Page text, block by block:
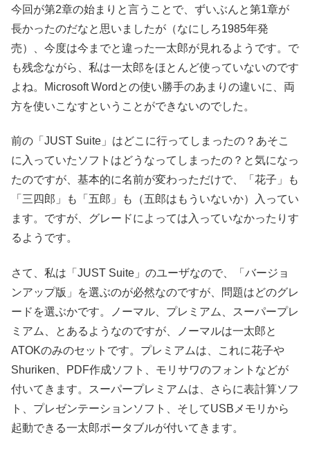
今回が第2章の始まりと言うことで、ずいぶんと第1章が
長かったのだなと思いましたが（なにしろ1985年発
売）、今度は今までと違った一太郎が見れるようです。で
も残念ながら、私は一太郎をほとんど使っていないのです
よね。Microsoft Wordとの使い勝手のあまりの違いに、両
方を使いこなすということができないのでした。
前の「JUST Suite」はどこに行ってしまったの？あそこ
に入っていたソフトはどうなってしまったの？と気になっ
たのですが、基本的に名前が変わっただけで、「花子」も
「三四郎」も「五郎」も（五郎はもういないか）入ってい
ます。ですが、グレードによっては入っていなかったりす
るようです。
さて、私は「JUST Suite」のユーザなので、「バージョ
ンアップ版」を選ぶのが必然なのですが、問題はどのグレ
ードを選ぶかです。ノーマル、プレミアム、スーパープレ
ミアム、とあるようなのですが、ノーマルは一太郎と
ATOKのみのセットです。プレミアムは、これに花子や
Shuriken、PDF作成ソフト、モリサワのフォントなどが
付いてきます。スーパープレミアムは、さらに表計算ソフ
ト、プレゼンテーションソフト、そしてUSBメモリから
起動できる一太郎ポータブルが付いてきます。